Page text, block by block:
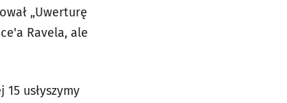
„Uwerturę
Ravela, ale
usłyszymy